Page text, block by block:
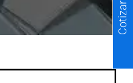
Cotizar